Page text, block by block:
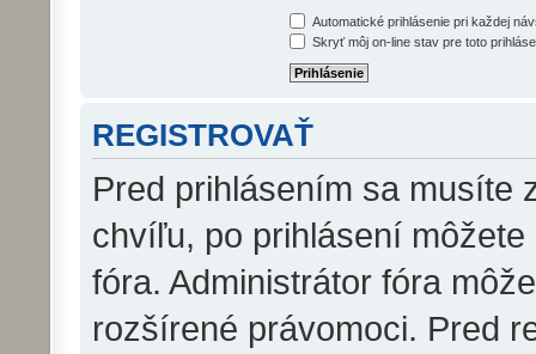
Automatické prihlásenie pri každej
Skryť môj on-line stav pre toto
REGISTROVAŤ
Pred prihlásením sa musíte
chvíľu, po prihlásení
fóra. Administrátor fóra
rozšírené právomoci. Pred